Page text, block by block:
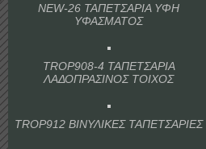
NEW-26 ΤΑΠΕΤΣΑΡΙΑ ΥΦΗ
ΥΦΑΣΜΑΤΟΣ
TROP908-4 ΤΑΠΕΤΣΑΡΙΑ
ΛΑΔΟΠΡΑΣΙΝΟΣ ΤΟΙΧΟΣ
TROP912 ΒΙΝΥΛΙΚΕΣ ΤΑΠΕΤΣΑΡΙΕΣ